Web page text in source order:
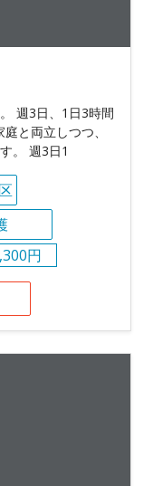
週3日、1日3時間
と両立しつつ、
。 週3日1
円